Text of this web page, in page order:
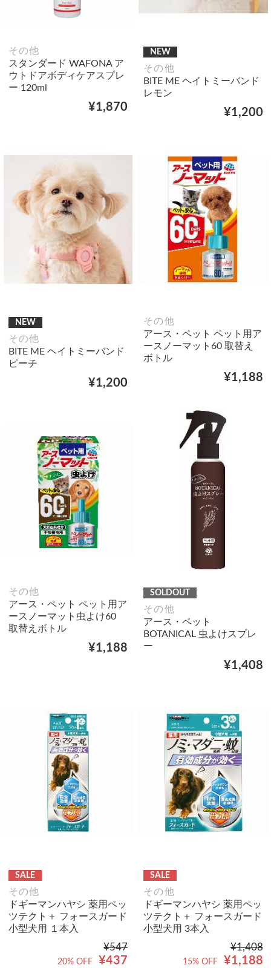
その他
スタンダード WAFONA ア
ウトドアボディケアスプレ
ー 120ml
¥1,870
NEW
その他
BITE ME ヘイトミーバンド
レモン
¥1,200
NEW
その他
BITE ME ヘイトミーバンド
ピーチ
¥1,200
その他
アース・ペット ペット用ア
ースノーマット60 取替え
ボトル
¥1,188
その他
アース・ペット ペット用ア
ースノーマット虫よけ60
取替えボトル
¥1,188
SOLDOUT
その他
アース・ペット
BOTANICAL 虫よけスプレ
ー
¥1,408
SALE
その他
ドギーマンハヤシ 薬用ペッ
ツテクト＋ フォースガード
小型犬用 １本入
¥547
¥437
20% OFF
SALE
その他
ドギーマンハヤシ 薬用ペッ
ツテクト＋ フォースガード
小型犬用 3本入
¥1,408
¥1,188
15% OFF